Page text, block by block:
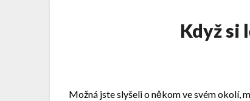
Když si
Možná jste slyšeli o někom ve svém okolí,